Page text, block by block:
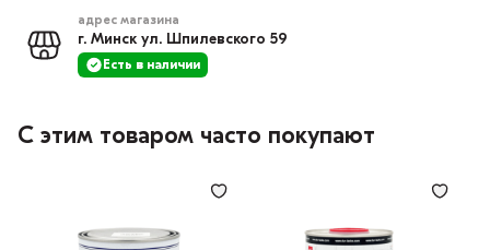
адрес магазина
г. Минск ул. Шпилевского 59
Есть в наличии
С этим товаром часто покупают